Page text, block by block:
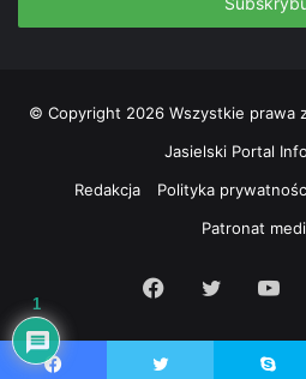
© Copyright 2026 Wszystkie prawa
Jasielski Portal
Redakcja
Polityka
Patronat
Facebook
Twitter
1